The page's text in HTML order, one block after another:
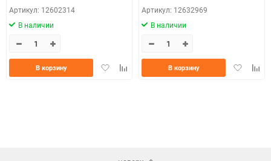
Артикул: 12602314
В наличии
ДобавитьДобавить
В корзину
Артикул: 12632969
В наличии
Добавить
В корзину